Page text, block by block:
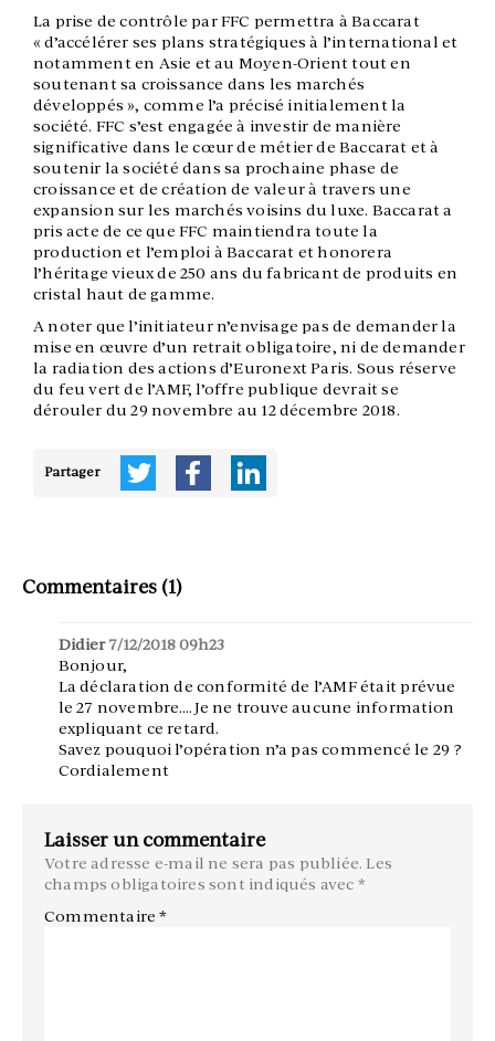
La prise de contrôle par FFC permettra à Baccarat
« d’accélérer ses plans stratégiques à l’international et
notamment en Asie et au Moyen-Orient tout en
soutenant sa croissance dans les marchés
développés », comme l’a précisé initialement la
société. FFC s’est engagée à investir de manière
significative dans le cœur de métier de Baccarat et à
soutenir la société dans sa prochaine phase de
croissance et de création de valeur à travers une
expansion sur les marchés voisins du luxe. Baccarat a
pris acte de ce que FFC maintiendra toute la
production et l’emploi à Baccarat et honorera
l’héritage vieux de 250 ans du fabricant de produits en
cristal haut de gamme.
A noter que l’initiateur n’envisage pas de demander la
mise en œuvre d’un retrait obligatoire, ni de demander
la radiation des actions d’Euronext Paris. Sous réserve
du feu vert de l’AMF, l’offre publique devrait se
dérouler du 29 novembre au 12 décembre 2018.
Partager
Commentaires (1)
Didier 7/12/2018 09h23
Bonjour,
La déclaration de conformité de l’AMF était prévue
le 27 novembre….Je ne trouve aucune information
expliquant ce retard.
Savez pouquoi l’opération n’a pas commencé le 29 ?
Cordialement
Laisser un commentaire
Votre adresse e-mail ne sera pas publiée. Les
champs obligatoires sont indiqués avec *
Commentaire*